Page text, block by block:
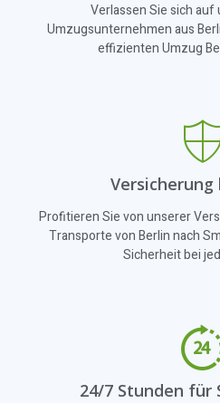
Verlassen Sie sich
Umzugsunternehmen aus
effizienten Umzug
Versicherung
Profitieren Sie von unserer
Transporte von Berlin nach
Sicherheit bei
24/7 Stunden für